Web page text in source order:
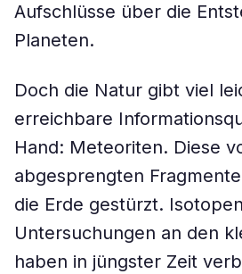
Aufschlüsse über die
Planeten.
Doch die Natur gibt viel
erreichbare
Hand: Meteoriten. Diese
abgesprengten
die Erde gestürzt.
Untersuchungen an den
haben in jüngster Zeit